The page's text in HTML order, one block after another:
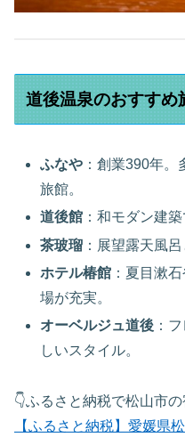
道後温泉のおすすめ
ふなや ：創業390年
旅館。
道後館 ：和モダン建
茶玻瑠 ：展望露天風
ホテル椿館 ：夏目漱
場が充実。
オーベルジュ道後 ：
しいスタイル。
👇ふるさと納税で松山市
【ふるさと納税】愛媛県